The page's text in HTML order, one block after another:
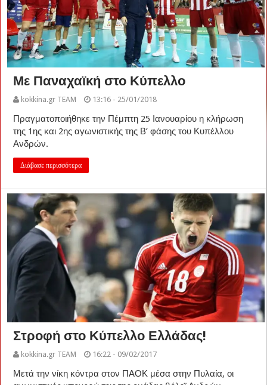
Με Παναχαϊκή στο Κύπελλο
kokkina.gr TEAM 13:16 - 25/01/2018
Πραγματοποιήθηκε την Πέμπτη 25 Ιανουαρίου η κλήρωση
της 1ης και 2ης αγωνιστικής της Β’ φάσης του Κυπέλλου
Ανδρών.
Διάβασε περισσότερα
Στροφή στο Κύπελλο Ελλάδας!
kokkina.gr TEAM 16:22 - 09/02/2017
Μετά την νίκη κόντρα στον ΠΑΟΚ μέσα στην Πυλαία, οι